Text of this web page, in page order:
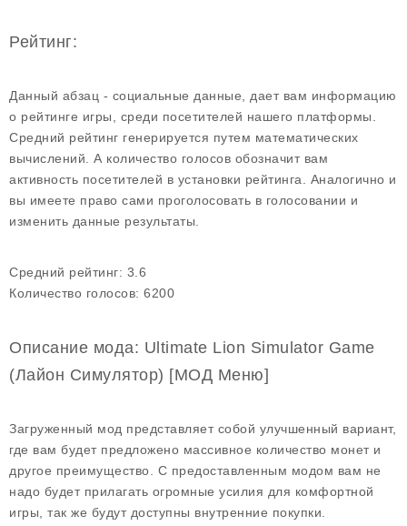
Рейтинг:
Данный абзац - социальные данные, дает вам информацию
о рейтинге игры, среди посетителей нашего платформы.
Средний рейтинг генерируется путем математических
вычислений. А количество голосов обозначит вам
активность посетителей в установки рейтинга. Аналогично и
вы имеете право сами проголосовать в голосовании и
изменить данные результаты.
Средний рейтинг: 3.6
Количество голосов: 6200
Описание мода: Ultimate Lion Simulator Game
(Лайон Симулятор) [МОД Меню]
Загруженный мод представляет собой улучшенный вариант,
где вам будет предложено массивное количество монет и
другое преимущество. С предоставленным модом вам не
надо будет прилагать огромные усилия для комфортной
игры, так же будут доступны внутренние покупки.